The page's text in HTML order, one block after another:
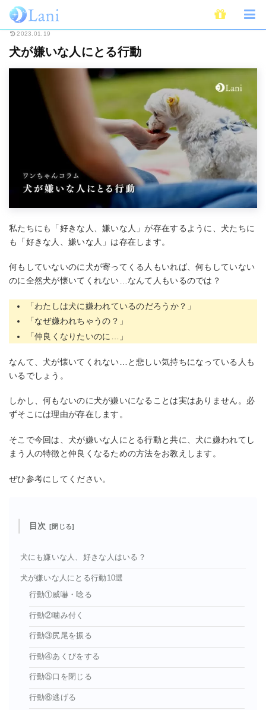
ホーム ライフスタイル 犬が嫌いな人にとる行動
2023.01.19
犬が嫌いな人にとる行動
私たちにも「好きな人、嫌いな人」が存在するように、犬たちに
も「好きな人、嫌いな人」は存在します。
何もしていないのに犬が寄ってくる人もいれば、何もしていない
のに全然犬が懐いてくれない…なんて人もいるのでは？
「わたしは犬に嫌われているのだろうか？」
「なぜ嫌われちゃうの？」
「仲良くなりたいのに…」
なんて、犬が懐いてくれない…と悲しい気持ちになっている人も
いるでしょう。
しかし、何もないのに犬が嫌いになることは実はありません。必
ずそこには理由が存在します。
そこで今回は、犬が嫌いな人にとる行動と共に、犬に嫌われてし
まう人の特徴と仲良くなるための方法をお教えします。
ぜひ参考にしてください。
目次
犬にも嫌いな人、好きな人はいる？
犬が嫌いな人にとる行動10選
行動①威嚇・唸る
行動②噛み付く
行動③尻尾を振る
行動④あくびをする
行動⑤口を閉じる
行動⑥逃げる